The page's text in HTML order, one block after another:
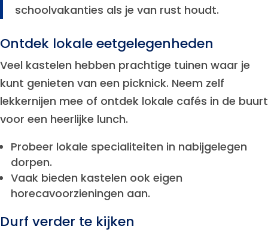
schoolvakanties als je van rust houdt.
Ontdek lokale eetgelegenheden
Veel kastelen hebben prachtige tuinen waar je
kunt genieten van een picknick. Neem zelf
lekkernijen mee of ontdek lokale cafés in de buurt
voor een heerlijke lunch.
Probeer lokale specialiteiten in nabijgelegen
dorpen.
Vaak bieden kastelen ook eigen
horecavoorzieningen aan.
Durf verder te kijken